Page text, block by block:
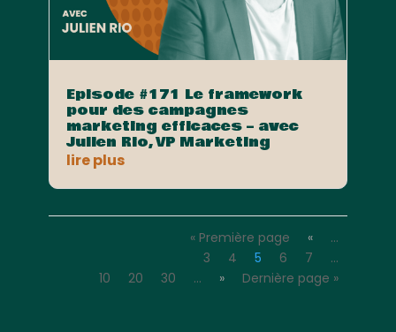
Episode #171 Le framework
pour des campagnes
marketing efficaces – avec
Julien Rio, VP Marketing
lire plus
« Première page «
…
3
4 5 6 7
…
10
20 30 … » Dernière page »